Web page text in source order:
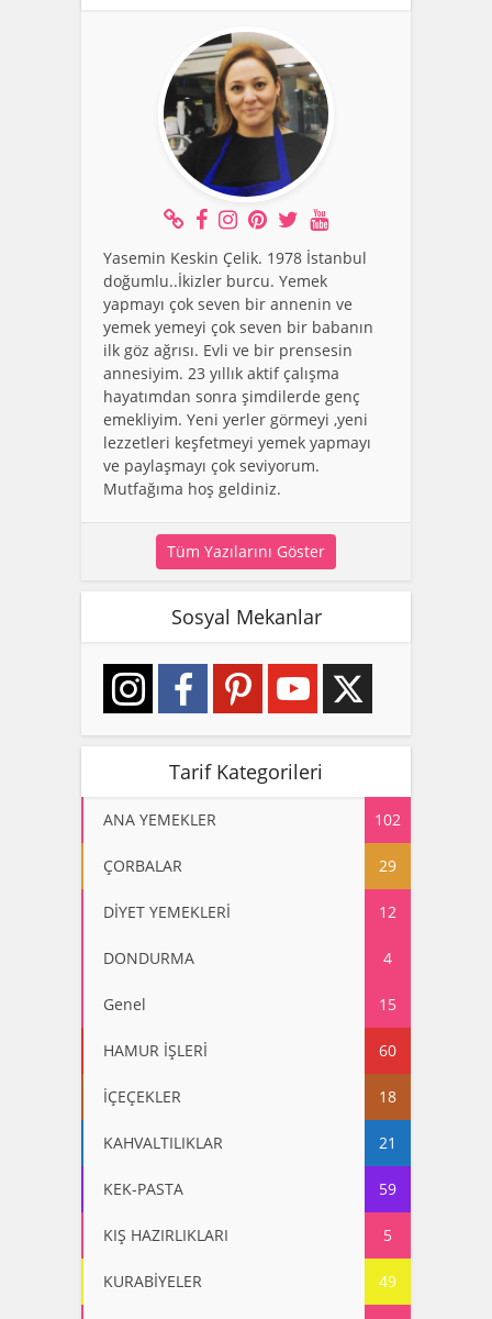
Yasemin Keskin Çelik. 1978 İstanbul
doğumlu..İkizler burcu. Yemek
yapmayı çok seven bir annenin ve
yemek yemeyi çok seven bir babanın
ilk göz ağrısı. Evli ve bir prensesin
annesiyim. 23 yıllık aktif çalışma
hayatımdan sonra şimdilerde genç
emekliyim. Yeni yerler görmeyi ,yeni
lezzetleri keşfetmeyi yemek yapmayı
ve paylaşmayı çok seviyorum.
Mutfağıma hoş geldiniz.
Tüm Yazılarını Göster
Sosyal Mekanlar
Tarif Kategorileri
ANA YEMEKLER 102
ÇORBALAR 29
DİYET YEMEKLERİ 12
DONDURMA 4
Genel 15
HAMUR İŞLERİ 60
İÇEÇEKLER 18
KAHVALTILIKLAR 21
KEK-PASTA 59
KIŞ HAZIRLIKLARI 5
KURABİYELER 49